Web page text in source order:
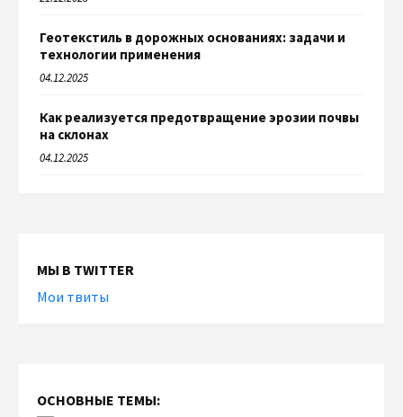
Геотекстиль в дорожных основаниях: задачи и
технологии применения
04.12.2025
Как реализуется предотвращение эрозии почвы
на склонах
04.12.2025
МЫ В TWITTER
Мои твиты
ОСНОВНЫЕ ТЕМЫ: